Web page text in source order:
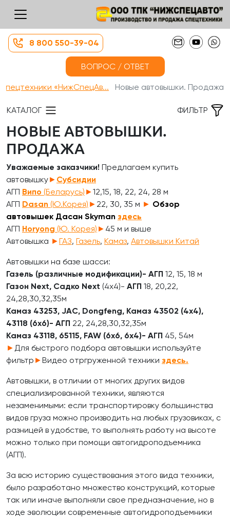
8 800 550-39-04
ВОПРОС / ОТВЕТ
«НижСпецАв... Новые автовышки. Продажа
КАТАЛОГ ФИЛЬТР
НОВЫЕ АВТОВЫШКИ.
ПРОДАЖА
Уважаемые заказчики! Предлагаем купить
автовышку► Субсидии
АГП Випо (Беларусь) ►12,15, 18, 22, 24, 28 м
АГП Dasan (Ю.Корея) ► 22, 30, 35 м ► Обзор
автовышек Дасан Skyman здесь
АГП Horyong (Ю. Корея) ► 45 м и выше
Автовышка ►ГАЗ, Газель, Камаз, Автовышки Китай
Автовышки на базе шасси:
Газель (различные модификации)- АГП 12, 15, 18 м
Газон Next, Садко Next (4х4)- АГП 18, 20,22,
24,28,30,32,35м
Камаз 43253, JAC, Dongfeng, Камаз 43502 (4х4),
43118 (6х6)- АГП 22, 24,28,30,32,35м
Камаз 43118, 65115, FAW (6х6, 6х4)- АГП 45, 54м
►Для быстрого подбора автовышки используйте
фильтр ►Видео отргруженной техники здесь.
Автовышки, в отличии от многих других видов
специализированной техники, являются
незаменимыми: если транспортировку большинства
видов груза можно производить на любых грузовиках, с
разницей в удобстве, то выполнять работу на высоте
можно только при помощи автогидроподъемника
(АГП).
За всю историю существования этого вида техники,
было разработано множество конструкций, которые
так или иначе выполняли свое предназначение, но в
ходе эволюции современные автогидроподъемники